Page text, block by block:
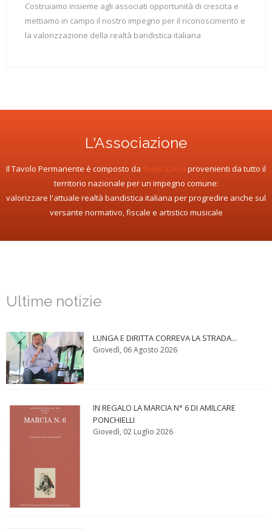
Costruiamo insieme agli associati opportunità di crescita e
mettiamo in campo il nostro impegno per il riconoscimento e
la valorizzazione della realtà bandistica italiana
L'Associazione
Il Tavolo Permanente è composto da federazioni provenienti da tutto il
territorio nazionale per un impegno comune:
valorizzare l'attuale realtà bandistica italiana per progredire anche sul
versante normativo, fiscale e artistico musicale
Ultime notizie
LUNGA E DIRITTA CORREVA LA STRADA...
Giovedì, 06 Agosto 2026
IN REGALO LA MARCIA N° 6 DI AMILCARE
PONCHIELLI
Giovedì, 02 Luglio 2026